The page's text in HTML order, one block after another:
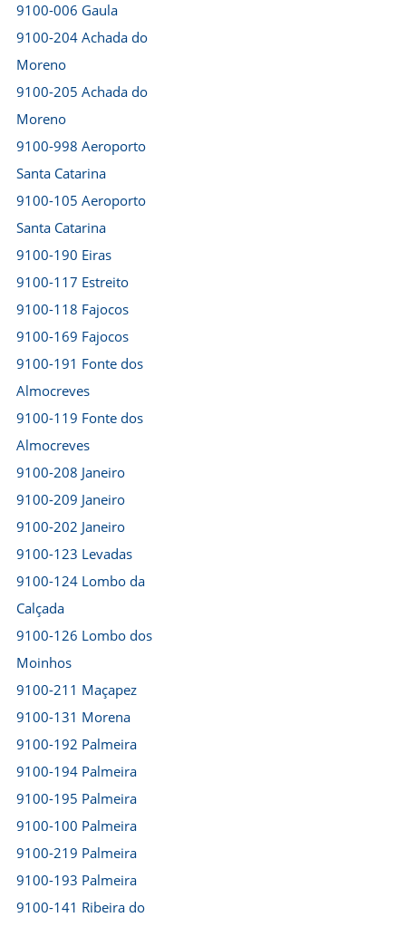
9100-006 Gaula
9100-204 Achada do
Moreno
9100-205 Achada do
Moreno
9100-998 Aeroporto
Santa Catarina
9100-105 Aeroporto
Santa Catarina
9100-190 Eiras
9100-117 Estreito
9100-118 Fajocos
9100-169 Fajocos
9100-191 Fonte dos
Almocreves
9100-119 Fonte dos
Almocreves
9100-208 Janeiro
9100-209 Janeiro
9100-202 Janeiro
9100-123 Levadas
9100-124 Lombo da
Calçada
9100-126 Lombo dos
Moinhos
9100-211 Maçapez
9100-131 Morena
9100-192 Palmeira
9100-194 Palmeira
9100-195 Palmeira
9100-100 Palmeira
9100-219 Palmeira
9100-193 Palmeira
9100-141 Ribeira do